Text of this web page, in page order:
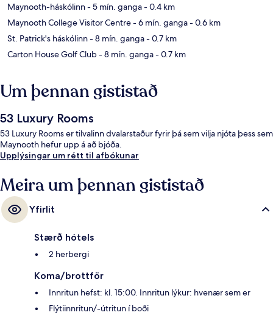
Maynooth-háskólinn- 5 mín. ganga- 0.4 km
Maynooth College Visitor Centre- 6 mín. ganga- 0.6 km
St. Patrick's háskólinn- 8 mín. ganga- 0.7 km
Carton House Golf Club- 8 mín. ganga- 0.7 km
Um þennan gististað
53 Luxury Rooms
53 Luxury Rooms er tilvalinn dvalarstaður fyrir þá sem vilja njóta þess sem
Maynooth hefur upp á að bjóða.
Upplýsingar um rétt til afbókunar
Meira um þennan gististað
Yfirlit
Stærð hótels
2 herbergi
Koma/brottför
Innritun hefst: kl. 15:00. Innritun lýkur: hvenær sem er
Flýtiinnritun/-útritun í boði